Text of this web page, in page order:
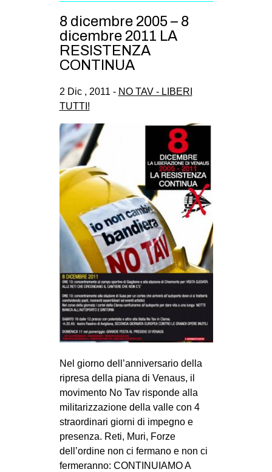
SEARCH
8 dicembre 2005 – 8
dicembre 2011 LA
RESISTENZA
CONTINUA
2 Dic , 2011 - NO TAV - LIBERI
TUTTI!
Nel giorno dell’anniversario della
ripresa della piana di Venaus, il
movimento No Tav risponde alla
militarizzazione della valle con 4
straordinari giorni di impegno e
presenza. Reti, Muri, Forze
dell’ordine non ci fermano e non ci
fermeranno: CONTINUIAMO A